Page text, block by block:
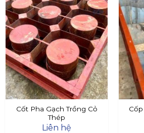
Cốt Pha Gạch Trồng Cỏ
Thép
Liên hệ